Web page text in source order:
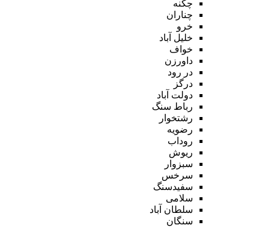
چکنه
چناران
خرو
خلیل آباد
خواف
داورزن
در رود
درگز
دولت آباد
رباط سنگ
رشتخوار
رضویه
روداب
ریوش
سبزوار
سرخس
سفیدسنگ
سلامی
سلطان آباد
سنگان